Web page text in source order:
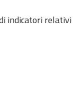
indicatori relativi